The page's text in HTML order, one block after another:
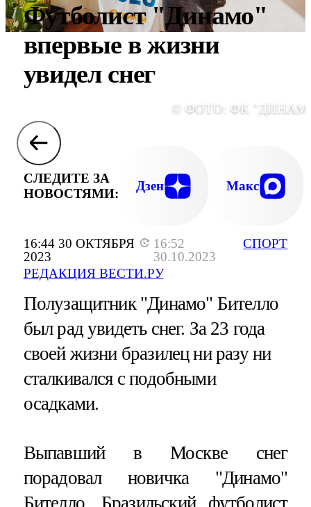
16:44 30 ОКТЯБРЯ
2023
16:52
30.10.2023
РЕДАКЦИЯ ВЕСТИ.РУ
СПОРТ
Футболист "Динамо"
впервые в жизни
увидел снег
© ФОТО: ФК
СЛЕДИТЕ ЗА
НОВОСТЯМИ:
Дзен Макс
Полузащитник "Динамо" Бителло
был рад увидеть снег. За 23 года
своей жизни бразилец ни разу ни
сталкивался с подобными
осадками.
Выпавший в Москве снег
порадовал новичка "Динамо"